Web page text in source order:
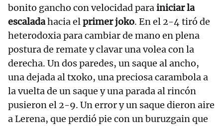
bonito gancho con velocidad para iniciar la
escaladahacia el primer joko. En el 2-4 tiró de
heterodoxia para cambiar de mano en plena
postura de remate y clavar una volea con la
derecha. Un dos paredes, un saque al ancho,
una dejada al txoko, una preciosa carambola a
la vuelta de un saque y una parada al rincón
pusieron el 2-9. Un error y un saque dieron aire
a Lerena, que perdió pie con un buruzgain que